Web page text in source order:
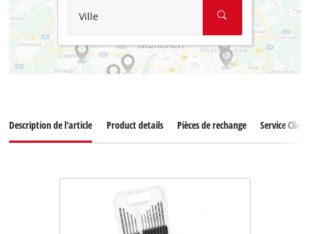
Ville
Description de l'article Product details Pièces de rechange Service